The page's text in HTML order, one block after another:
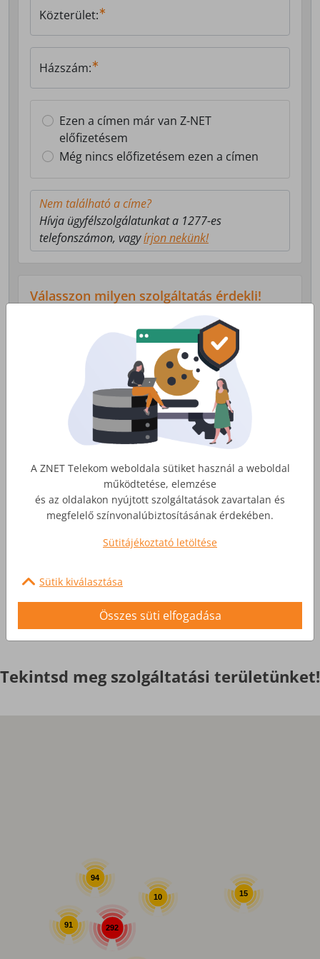
Közterület:
Házszám:
Ezen a címen már van Z-NET
előfizetésem
Még nincs előfizetésem ezen a címen
Nem található a címe?
Hívja ügyfélszolgálatunkat a 1277-es
telefonszámon, vagyírjon nekünk!
Válasszon milyen szolgáltatás érdekli!
Lakossági Internet
Otthoni internet, telefon és tv
szolgáltatás
Érdekel
Üzleti Internet
szolgáltatások
Tekintsd meg szolgáltatási területünket!
292
94
10 15
91
A ZNET Telekom weboldala sütiket használ a weboldal
működtetése, elemzése
és az oldalakon nyújtott szolgáltatások zavartalan és
megfelelő színvonalúbiztosításának érdekében.
Sütitájékoztató letöltése
Sütik kiválasztása
Összes süti elfogadása